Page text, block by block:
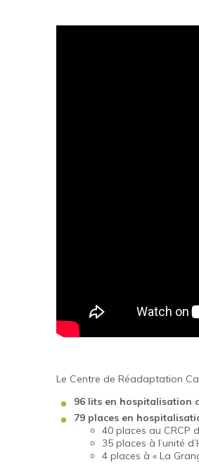
Le Centre de Réadaptation
96 lits en hospitalisation
79 places en
40 places au CRCP
35 places à l’unité
4 places à « La